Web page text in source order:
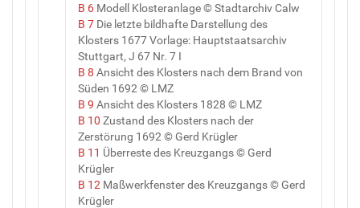
B 6 Modell Klosteranlage © Stadtarchiv Calw
B 7 Die letzte bildhafte Darstellung des
Klosters 1677 Vorlage: Hauptstaatsarchiv
Stuttgart, J 67 Nr. 7 I
B 8 Ansicht des Klosters nach dem Brand von
Süden 1692 © LMZ
B 9 Ansicht des Klosters 1828 © LMZ
B 10 Zustand des Klosters nach der
Zerstörung 1692 © Gerd Krügler
B 11 Überreste des Kreuzgangs © Gerd
Krügler
B 12 Maßwerkfenster des Kreuzgangs © Gerd
Krügler